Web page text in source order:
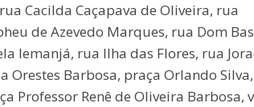
Cacilda Caçapava de Oliveira, rua
de Azevedo Marques, rua Dom
Iemanjá, rua Ilha das Flores, rua
Orestes Barbosa, praça Orlando
Professor Renê de Oliveira Barbosa,